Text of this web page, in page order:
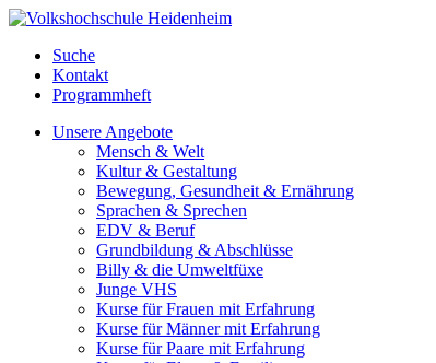
Suche
Kontakt
Programmheft
Unsere Angebote
Mensch & Welt
Kultur & Gestaltung
Bewegung, Gesundheit & Ernährung
Sprachen & Sprechen
EDV & Beruf
Grundbildung & Abschlüsse
Billy & die Umweltfüxe
Junge VHS
Kurse für Frauen mit Erfahrung
Kurse für Männer mit Erfahrung
Kurse für Paare mit Erfahrung